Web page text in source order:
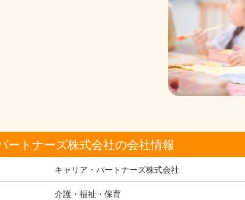
ートナーズ株式会社の会社情報
キャリア・パートナーズ株式会社
介護・福祉・保育